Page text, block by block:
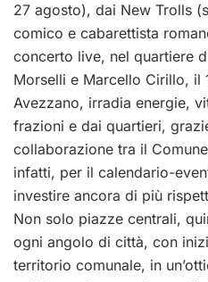
27 agosto), dai New Trolls
comico e cabarettista
concerto live, nel quartiere
Morselli e Marcello Cirillo, il
Avezzano, irradia energie,
frazioni e dai quartieri,
collaborazione tra il
infatti, per il calendario-
investire ancora di più
Non solo piazze centrali,
ogni angolo di città, con
territorio comunale, in